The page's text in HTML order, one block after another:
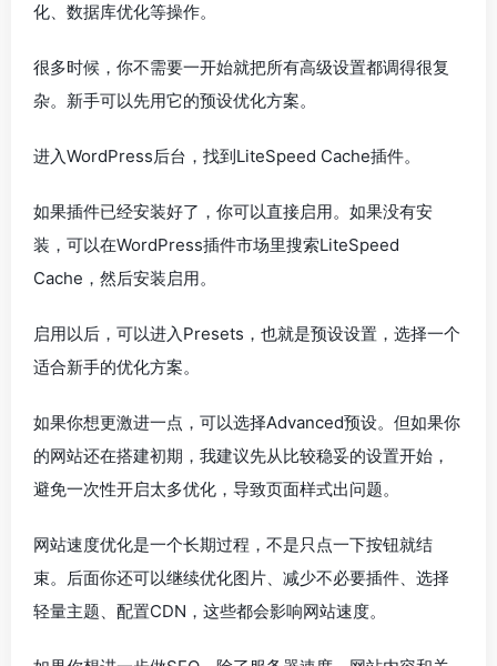
化、数据库优化等操作。
很多时候，你不需要一开始就把所有高级设置都调得很复
杂。新手可以先用它的预设优化方案。
进入WordPress后台，找到LiteSpeed Cache插件。
如果插件已经安装好了，你可以直接启用。如果没有安
装，可以在WordPress插件市场里搜索LiteSpeed
Cache，然后安装启用。
启用以后，可以进入Presets，也就是预设设置，选择一个
适合新手的优化方案。
如果你想更激进一点，可以选择Advanced预设。但如果你
的网站还在搭建初期，我建议先从比较稳妥的设置开始，
避免一次性开启太多优化，导致页面样式出问题。
网站速度优化是一个长期过程，不是只点一下按钮就结
束。后面你还可以继续优化图片、减少不必要插件、选择
轻量主题、配置CDN，这些都会影响网站速度。